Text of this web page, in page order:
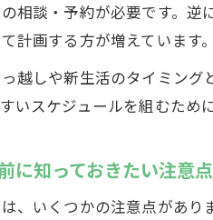
リフ
気候
リフ
総合
築年
リフ
相談・予約が必要です。
計画する方が増えています。
越しや新生活のタイミン
いスケジュールを組むため
に知っておきたい注意点
、いくつかの注意点があ